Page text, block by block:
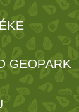
GEOPARK